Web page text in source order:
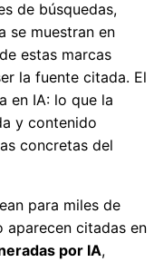
de búsquedas,
se muestran en
estas marcas
la fuente citada. El
en IA: lo que la
y contenido
concretas del
para miles de
aparecen citadas en
por IA,